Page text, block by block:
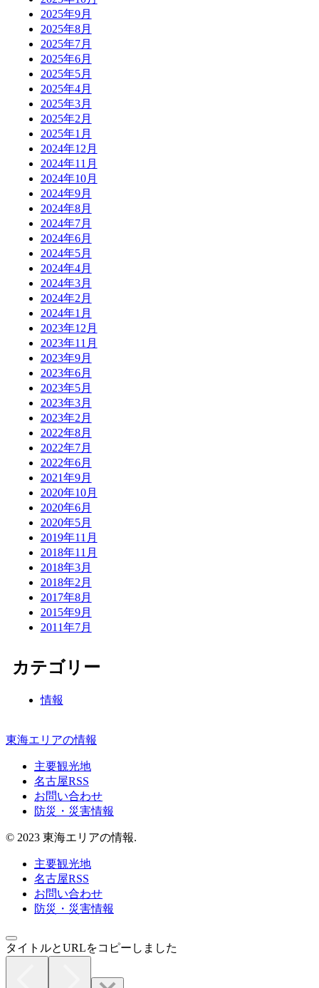
2025年9月
2025年8月
2025年7月
2025年6月
2025年5月
2025年4月
2025年3月
2025年2月
2025年1月
2024年12月
2024年11月
2024年10月
2024年9月
2024年8月
2024年7月
2024年6月
2024年5月
2024年4月
2024年3月
2024年2月
2024年1月
2023年12月
2023年11月
2023年9月
2023年6月
2023年5月
2023年3月
2023年2月
2022年8月
2022年7月
2022年6月
2021年9月
2020年10月
2020年6月
2020年5月
2019年11月
2018年11月
2018年3月
2018年2月
2017年8月
2015年9月
2011年7月
カテゴリー
情報
東海エリアの情報
主要観光地
名古屋RSS
お問い合わせ
防災・災害情報
© 2023 東海エリアの情報.
主要観光地
名古屋RSS
お問い合わせ
防災・災害情報
タイトルとURLをコピーしました